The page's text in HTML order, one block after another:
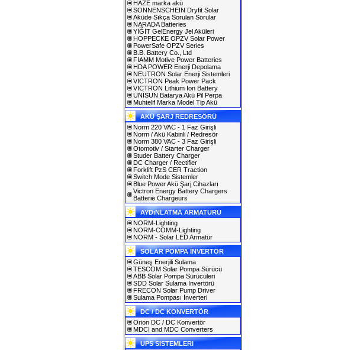
HAZE marka akü
SONNENSCHEIN Dryfit Solar
Aküde Sıkça Sorulan Sorular
NARADA Batteries
YİĞİT GelEnergy Jel Aküleri
HOPPECKE OPZV Solar Power
PowerSafe OPZV Series
B.B. Battery Co., Ltd
FIAMM Motive Power Batteries
HDA POWER Enerji Depolama
NEUTRON Solar Enerji Sistemleri
VICTRON Peak Power Pack
VICTRON Lithium Ion Battery
UNİSUN Batarya Akü Pil Perpa
Muhtelif Marka Model Tip Akü
AKÜ ŞARJ REDRESÖRÜ
Norm 220 VAC - 1 Faz Girişli
Norm / Akü Kabinli / Redresör
Norm 380 VAC - 3 Faz Girişli
Otomotiv / Starter Charger
Studer Battery Charger
DC Charger / Rectifier
Forklift PzS CER Traction
Switch Mode Sistemler
Blue Power Akü Şarj Cihazları
Victron Energy Battery Chargers
Batterie Chargeurs
AYDıNLATMA ARMATÜRÜ
NORM-Lighting
NORM-COMM-Lighting
NORM - Solar LED Armatür
SOLAR POMPA İNVERTÖR
Güneş Enerjili Sulama
TESCOM Solar Pompa Sürücü
ABB Solar Pompa Sürücüleri
SDD Solar Sulama İnvertörü
FRECON Solar Pump Driver
Sulama Pompası İnverteri
DC / DC KONVERTÖR
Orion DC / DC Konvertör
MDCI and MDC Converters
UPS SISTEMLERI